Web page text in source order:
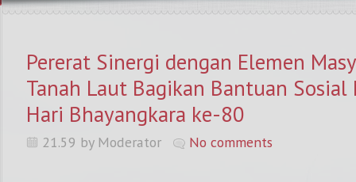
Pererat Sinergi dengan Elemen
Tanah Laut Bagikan Bantuan
Hari Bhayangkara ke-80
21.59 by Moderator No comments